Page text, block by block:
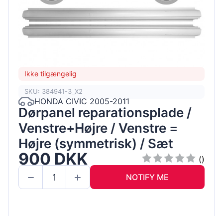
Ikke tilgængelig
SKU: 384941-3_X2
HONDA CIVIC 2005-2011
Dørpanel reparationsplade /
Venstre+Højre / Venstre =
Højre (symmetrisk) / Sæt
900 DKK
()
NOTIFY ME